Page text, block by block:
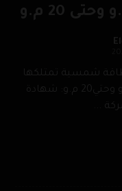
شمسية تمتلكها
شركة مؤهلة بقدرة أكبر من 500 ك.و وحتي20 م.و: شهادة
...